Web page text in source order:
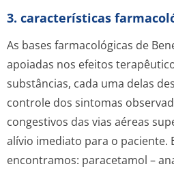
3. características
As bases farmacológicas de
apoiadas nos efeitos
substâncias, cada uma delas
controle dos sintomas
congestivos das vias aéreas
alívio imediato para o paciente.
encontramos: paracetamol –